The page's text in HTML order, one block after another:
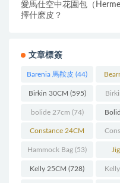
愛馬仕空中花園包（
擇什麽皮？
文章標簽
Barenia 馬鞍皮 (44)
Birkin 30CM (595)
bolide 27cm (74)
Constance 24CM
(216)
Hammock Bag (53)
Kelly 25CM (728)